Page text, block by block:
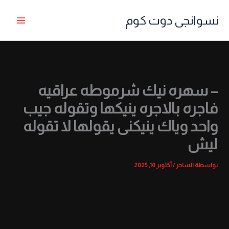
نسوانجى دوت كوم
– سهره نيك شرموطه عراقيه
فاجره بالاجره ينيكها وتقوله جيب
واحد وياك ينيكنى يقولها لا تقوله
ليش
بواسطة الساحر/أكتوبر 10, 2025